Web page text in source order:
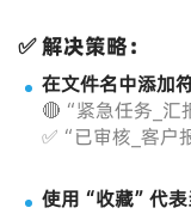
✅ 解决策略：
在文件名中添加
🔴“紧急任务_汇
✅“已审核_客户
使用“收藏”代表